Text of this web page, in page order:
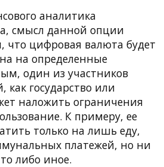
аналитика
смысл данной опции
что цифровая валюта будет
на определенные
один из участников
как государство или
наложить ограничения
К примеру, ее
только на лишь еду,
платежей, но ни
либо иное.